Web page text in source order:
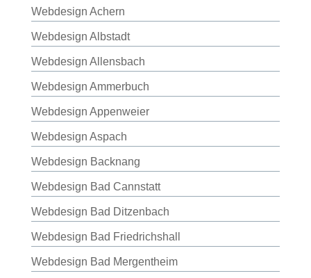
Webdesign Achern
Webdesign Albstadt
Webdesign Allensbach
Webdesign Ammerbuch
Webdesign Appenweier
Webdesign Aspach
Webdesign Backnang
Webdesign Bad Cannstatt
Webdesign Bad Ditzenbach
Webdesign Bad Friedrichshall
Webdesign Bad Mergentheim